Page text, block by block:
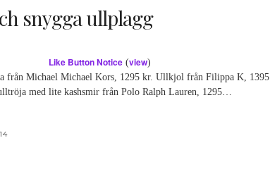
snygga ullplagg
Like Button Notice (view)
från Michael Michael Kors, 1295 kr. Ullkjol från Filippa K, 1395
med lite kashsmir från Polo Ralph Lauren, 1295…